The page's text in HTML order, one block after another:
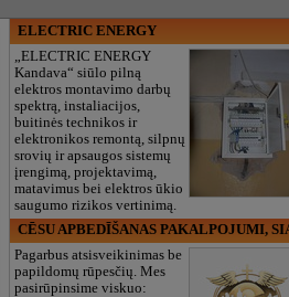
ELECTRIC ENERGY
„ELECTRIC ENERGY
Kandava“ siūlo pilną
elektros montavimo darbų
spektrą, instaliacijos,
buitinės technikos ir
elektronikos remontą, silpnų
srovių ir apsaugos sistemų
įrengimą, projektavimą,
matavimus bei elektros ūkio
saugumo rizikos vertinimą.
CĒSU APBEDĪŠANAS PAKALPOJUMI,
Pagarbus atsisveikinimas be
papildomų rūpesčių. Mes
pasirūpinsime viskuo: